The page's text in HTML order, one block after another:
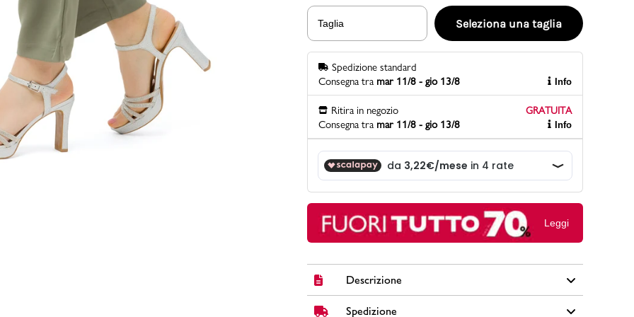
Scopri di più
la guida
PittaRosso
Back to School 2026: la guida definitiva per il
rientro a scuola
PittaRosso
Gioco della scarpa al matrimonio e idee
Taglia Seleziona una taglia
Spedizione standard
Consegna tra mar 11/8 - gio 13/8 Info
Ritira in negozio
GRATUITA
Consegna tra mar 11/8 - gio 13/8 Info
Leggi
Descrizione
Sandali da donna Lora Ferres in tessuto e similpelle colore
Spedizione